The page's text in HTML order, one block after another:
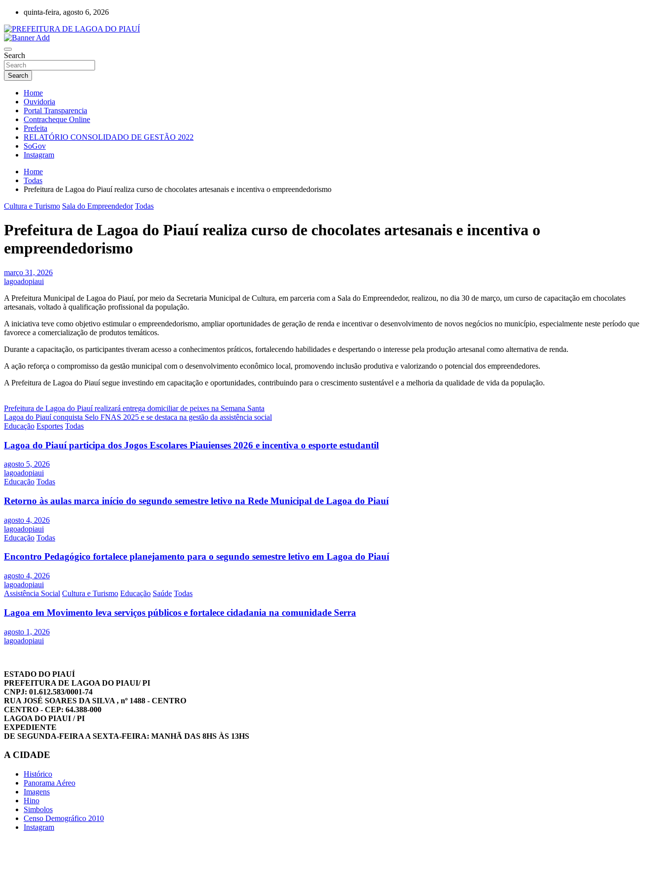
Skip
content
quinta-feira, agosto 6, 2026
PREFEITURA DE LAGOA DO PIAUÍ
Search
Search
Home
Ouvidoria
Portal Transparencia
Contracheque Online
Prefeita
RELATÓRIO CONSOLIDADO DE GESTÃO 2022
SoGov
Instagram
Home
Todas
Prefeitura de Lagoa do Piauí realiza curso de chocolates artesanais e incentiva o empreendedorismo
Cultura e Turismo Sala do Empreendedor Todas
Prefeitura de Lagoa do Piauí realiza curso de chocolates artesanais e incentiva o
empreendedorismo
março 31, 2026
lagoadopiaui
A Prefeitura Municipal de Lagoa do Piauí, por meio da Secretaria Municipal de Cultura, em parceria com a Sala do Empreendedor, realizou, no dia 30 de março, um curso de capacitação em chocolates
artesanais, voltado à qualificação profissional da população.
A iniciativa teve como objetivo estimular o empreendedorismo, ampliar oportunidades de geração de renda e incentivar o desenvolvimento de novos negócios no município, especialmente neste período que
favorece a comercialização de produtos temáticos.
Durante a capacitação, os participantes tiveram acesso a conhecimentos práticos, fortalecendo habilidades e despertando o interesse pela produção artesanal como alternativa de renda.
A ação reforça o compromisso da gestão municipal com o desenvolvimento econômico local, promovendo inclusão produtiva e valorizando o potencial dos empreendedores.
A Prefeitura de Lagoa do Piauí segue investindo em capacitação e oportunidades, contribuindo para o crescimento sustentável e a melhoria da qualidade de vida da população.
Navegação
de
Prefeitura de Lagoa do Piauí realizará entrega domiciliar de peixes na Semana Santa
Lagoa do Piauí conquista Selo FNAS 2025 e se destaca na gestão da assistência social
Educação Esportes Todas
Lagoa do Piauí participa dos Jogos Escolares Piauienses 2026 e incentiva o esporte estudantil
agosto 5, 2026
lagoadopiaui
Educação Todas
Retorno às aulas marca início do segundo semestre letivo na Rede Municipal de Lagoa do Piauí
agosto 4, 2026
lagoadopiaui
Educação Todas
Encontro Pedagógico fortalece planejamento para o segundo semestre letivo em Lagoa do Piauí
agosto 4, 2026
lagoadopiaui
Assistência Social Cultura e Turismo Educação Saúde Todas
Lagoa em Movimento leva serviços públicos e fortalece cidadania na comunidade Serra
agosto 1, 2026
lagoadopiaui
ESTADO DO PIAUÍ
PREFEITURA DE LAGOA DO PIAUI/ PI
CNPJ: 01.612.583/0001-74
RUA JOSÉ SOARES DA SILVA , nº 1488 - CENTRO
CENTRO - CEP: 64.388-000
LAGOA DO PIAUI / PI
EXPEDIENTE
DE SEGUNDA-FEIRA A SEXTA-FEIRA: MANHÃ DAS 8HS ÀS 13HS
A CIDADE
Histórico
Panorama Aéreo
Imagens
Hino
Simbolos
Censo Demográfico 2010
Instagram